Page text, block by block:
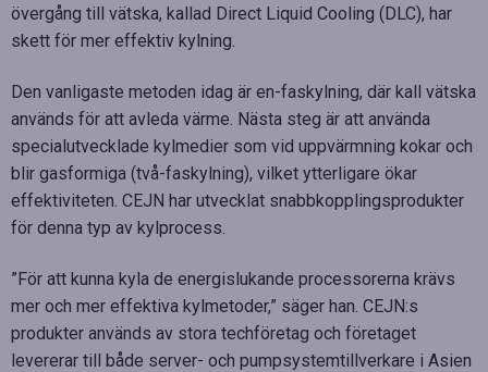
övergång till vätska, kallad Direct Liquid Cooling (DLC), har
skett för mer effektiv kylning.
Den vanligaste metoden idag är en-faskylning, där kall vätska
används för att avleda värme. Nästa steg är att använda
specialutvecklade kylmedier som vid uppvärmning kokar och
blir gasformiga (två-faskylning), vilket ytterligare ökar
effektiviteten. CEJN har utvecklat snabbkopplingsprodukter
för denna typ av kylprocess.
”För att kunna kyla de energislukande processorerna krävs
mer och mer effektiva kylmetoder,” säger han. CEJN:s
produkter används av stora techföretag och företaget
levererar till både server- och pumpsystemtillverkare i Asien